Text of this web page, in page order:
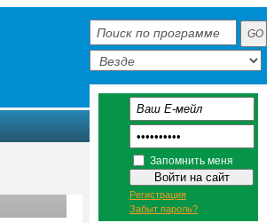
Запомнить меня
Регистрация
Забыт пароль?